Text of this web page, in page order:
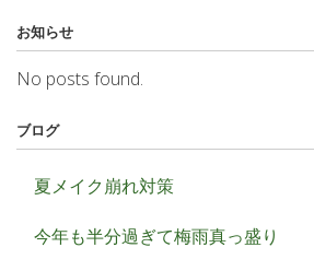
お知らせ
No posts found.
ブログ
夏メイク崩れ対策
今年も半分過ぎて梅雨真っ盛り